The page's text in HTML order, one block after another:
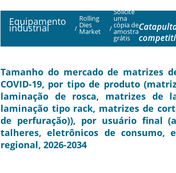
Equipamento
industrial /
Rolling
Dies
Market /
Solicite
uma
cópia de
amostra
grátis
Tamanho do mercado de matrizes
COVID-19, por tipo de produto
laminação de rosca, matrizes de
laminação tipo rack, matrizes de
de perfuração)), por usuário final
talheres, eletrônicos de consumo,
regional, 2026-2034